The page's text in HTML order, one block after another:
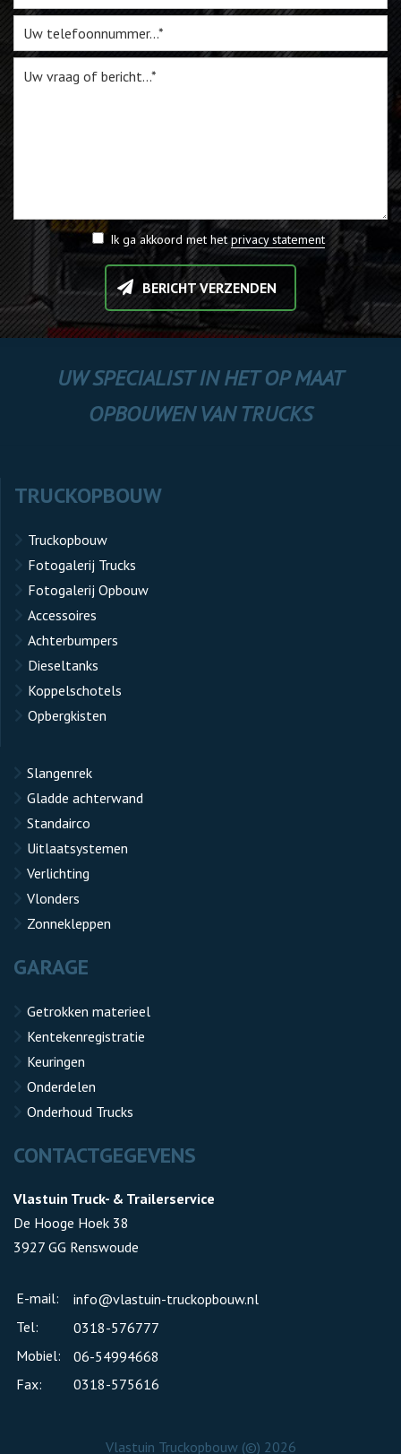
Ik ga akkoord met hetprivacy statement
BERICHT VERZENDEN
UW SPECIALIST IN HET OP MAAT
OPBOUWEN VAN TRUCKS
TRUCKOPBOUW
Truckopbouw
Fotogalerij Trucks
Fotogalerij Opbouw
Accessoires
Achterbumpers
Dieseltanks
Koppelschotels
Opbergkisten
Slangenrek
Gladde achterwand
Standairco
Uitlaatsystemen
Verlichting
Vlonders
Zonnekleppen
GARAGE
Getrokken materieel
Kentekenregistratie
Keuringen
Onderdelen
Onderhoud Trucks
CONTACTGEGEVENS
Vlastuin Truck- & Trailerservice
De Hooge Hoek 38
3927 GG Renswoude
E-mail:
info@vlastuin-truckopbouw.nl
Tel:
0318-576777
Mobiel:
06-54994668
Fax:
0318-575616
Vlastuin Truckopbouw (©) 2026